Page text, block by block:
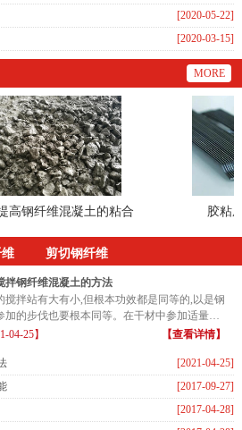
[2020-05-22]
[2020-03-15]
MORE
钢纤维混凝土的粘合 胶粘成
剪切钢纤维
拌钢纤维混凝土的方法
搅拌站有大有小,但根本功效都是同等的,以是钢
加的步伐也要根本同等。在干材中参加适量的
...04-25】 【查看详情】
[2021-04-25]
[2017-09-27]
[2017-04-28]